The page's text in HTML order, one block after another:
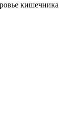
кишечника